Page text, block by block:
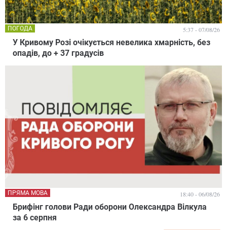
У Кривому Розі очікується невелика хмарність, без
опадів, до + 37 градусів
ПОГОДА 5:37 - 07/08/26
Брифінг голови Ради оборони Олександра Вілкула
за 6 серпня
ПРЯМА МОВА 18:40 - 06/08/26